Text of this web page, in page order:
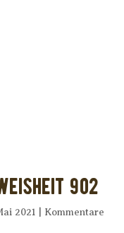
902
2021 Kommentare